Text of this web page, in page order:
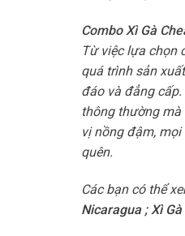
Combo Xì Gà
Từ việc lựa chọn
quá trình sản
đáo và đẳng cấp.
thông thường
vị nồng đậm,
quên.
Các bạn có thể
Nicaragua; Xì